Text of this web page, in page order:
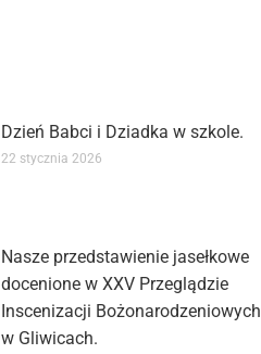
Dzień Babci i Dziadka w szkole.
22 stycznia 2026
Nasze przedstawienie jasełkowe
docenione w XXV Przeglądzie
Inscenizacji Bożonarodzeniowych
w Gliwicach.